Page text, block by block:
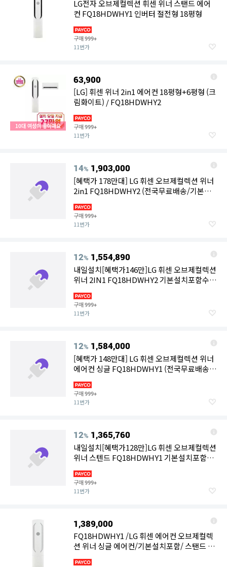
LG전자 오브제컬렉션 휘센 위너 스탠드 에어
컨 FQ18HDWHY1 인버터 절전형 18평형
구매999+
11번가
10대 여성이 좋아해요
63,900
[LG] 휘센 위너 2in1 에어컨 18평형+6평형 (크
림화이트) / FQ18HDWHY2
구매999+
11번가
14% 1,903,000
[혜택가 178만대] LG 휘센 오브제컬렉션 위너
2in1 FQ18HDWHY2 (전국무료배송/기본설
구매999+
11번가
12% 1,554,890
내일설치[혜택가146만]LG 휘센 오브제컬렉션
위너 2IN1 FQ18HDWHY2 기본설치포함수도
구매999+
11번가
12% 1,584,000
[혜택가 148만대] LG 휘센 오브제컬렉션 위너
에어컨 싱글 FQ18HDWHY1 (전국무료배송/
구매999+
11번가
12% 1,365,760
내일설치[혜택가128만]LG 휘센 오브제컬렉션
위너 스텐드 FQ18HDWHY1 기본설치포함수
구매999+
11번가
1,389,000
FQ18HDWHY1 /LG 휘센 에어컨 오브제컬렉
션 위너 싱글 에어컨/기본설치포함/ 스탠드 18